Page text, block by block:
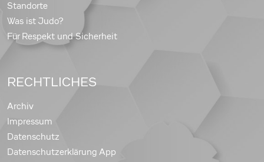
Standorte
Was ist Judo?
Für Respekt und Sicherheit
RECHTLICHES
Archiv
Impressum
Datenschutz
Datenschutzerklärung App